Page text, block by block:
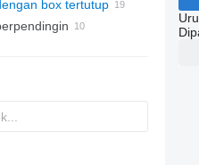
box tertutup